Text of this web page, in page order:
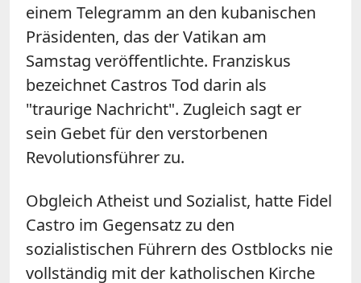
einem Telegramm an den kubanischen
Präsidenten, das der Vatikan am
Samstag veröffentlichte. Franziskus
bezeichnet Castros Tod darin als
"traurige Nachricht". Zugleich sagt er
sein Gebet für den verstorbenen
Revolutionsführer zu.
Obgleich Atheist und Sozialist, hatte Fidel
Castro im Gegensatz zu den
sozialistischen Führern des Ostblocks nie
vollständig mit der katholischen Kirche